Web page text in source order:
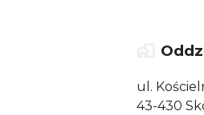
ul.
43-430